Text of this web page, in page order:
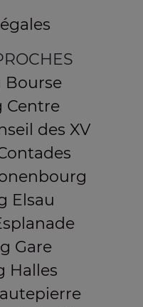
Bourse
Centre
des XV
Elsau
Gare
Halles